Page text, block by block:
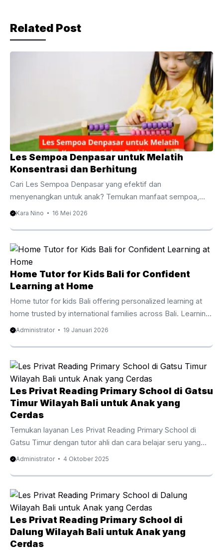
o
k
Related Post
Les Sempoa Denpasar untuk Melatih
Konsentrasi dan Berhitung
Cari Les Sempoa Denpasar yang efektif dan
menyenangkan untuk anak? Temukan manfaat sempoa,
metode belajar, biaya les, serta rekomendasi tempat belajar
berhitung sejak dini. Les Sempoa Denpasar untuk Anak
Fokus dan Cepat Berhitung Kemampuan berhitung menjadi
salah satu fondasi penting dalam perkembangan akademik
anak. Karena itu, banyak orang tua mulai mencari Les
Sempoa Denpasar untuk membantu anak belajar
matematika dengan cara yang lebih mudah, cepat, dan
menyenangkan. Selain meningkatkan kemampuan
Kara Nino 16 Mei 2026
Home Tutor for Kids Bali for Confident
Learning at Home
Home tutor for kids Bali offering personalized learning at
home trusted by international families across Bali. Learning
at home has become an important choice for families who
tutor for kids Bali supports children through personalized
guidance that respects each learning pace. Moreover
families in Bali enjoy diverse education pathways including
national international and blended curricula. Therefore a
home based approach helps children stay focused while
parents feel involved. At the same time tutors ...
Administrator 19 Januari 2026
Les Privat Reading Primary School di Gatsu
Timur Wilayah Bali untuk Anak yang
Cerdas
Temukan layanan Les Privat Reading Primary School di
Gatsu Timur dengan tutor ahli dan cara belajar seru yang
membangun dasar literasi yang kuat pada anak.
Pembelajaran Les Privat Reading Primary School di Gatsu
Timur menjadi keputusan bijak untuk meningkatkan
kemampuan anak terhadap keterampilan membaca bahasa
Inggris dalam bahasa Inggris sejak usia dini. Program ini
dibangun dengan suasana belajar yang positif agar anak
tidak sekadar memahami kata, tetapi juga membangun rasa
Administrator 4 Oktober 2025
Les Privat Reading Primary School di
Dalung Wilayah Bali untuk Anak yang
Cerdas